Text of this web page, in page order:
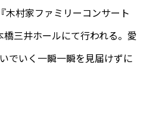
木村家ファミリーコンサート
三井ホールにて行われる。愛
でいく一瞬一瞬を見届けずに